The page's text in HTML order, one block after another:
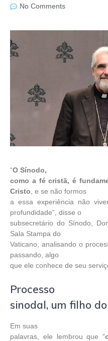
No Comments
“O Sínodo,
como a fé cristã, é
Cristo , e se não formos
a essa experiência não
profundidade”, disse o
subsecretário do Sínodo,
Sala Stampa do
Vaticano, analisando o
passando, algo
que ele conhece de seu
Processo
sinodal, um filho
Em suas
palavras, ele lembrou que “